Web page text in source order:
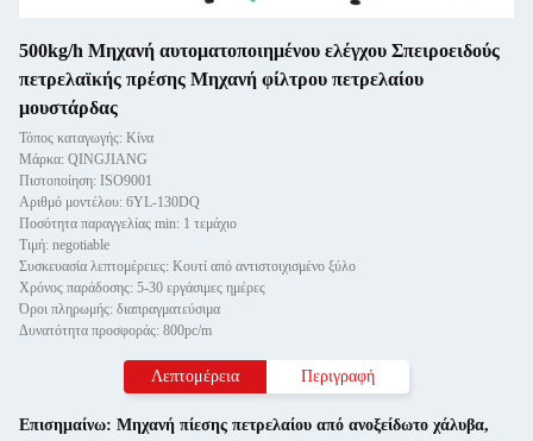
500kg/h Μηχανή αυτοματοποιημένου ελέγχου Σπειροειδούς
πετρελαϊκής πρέσης Μηχανή φίλτρου πετρελαίου
μουστάρδας
Τόπος καταγωγής: Κίνα
Μάρκα: QINGJIANG
Πιστοποίηση: ISO9001
Αριθμό μοντέλου: 6YL-130DQ
Ποσότητα παραγγελίας min: 1 τεμάχιο
Τιμή: negotiable
Συσκευασία λεπτομέρειες: Κουτί από αντιστοιχισμένο ξύλο
Χρόνος παράδοσης: 5-30 εργάσιμες ημέρες
Όροι πληρωμής: διαπραγματεύσιμα
Δυνατότητα προσφοράς: 800pc/m
Λεπτομέρεια Περιγραφή
Επισημαίνω: Μηχανή πίεσης πετρελαίου από ανοξείδωτο χάλυβα,